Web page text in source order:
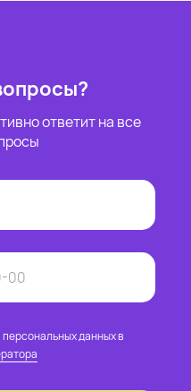
ответит на все
данных в